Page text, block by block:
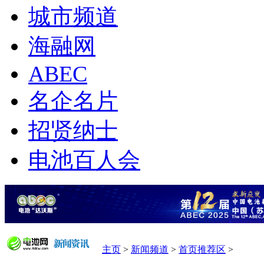
城市频道
海融网
ABEC
名企名片
招贤纳士
电池百人会
主页 > 新闻频道 > 首页推荐区 >